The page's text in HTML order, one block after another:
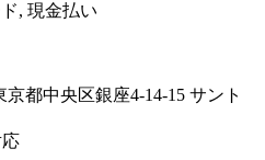
, 現金払い
京都中央区銀座4-14-15 サント